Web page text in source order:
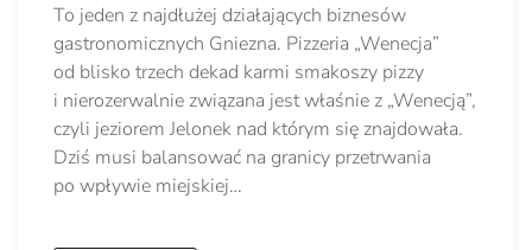
To jeden z najdłużej działających biznesów
gastronomicznych Gniezna. Pizzeria „Wenecja”
od blisko trzech dekad karmi smakoszy pizzy
i nierozerwalnie związana jest właśnie z „Wenecją”,
czyli jeziorem Jelonek nad którym się znajdowała.
Dziś musi balansować na granicy przetrwania
po wpływie miejskiej…